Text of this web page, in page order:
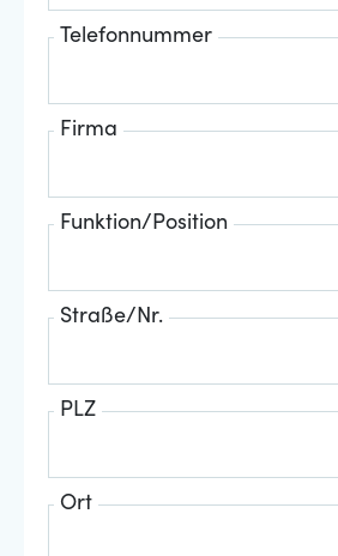
Telefonnummer
Firma
Funktion/Position
Straße/Nr.
PLZ
Ort